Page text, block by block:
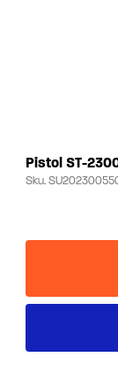
Pistol ST-
Sku.